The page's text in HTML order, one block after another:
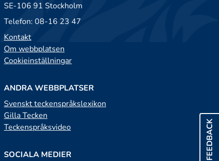
FEEDBACK
SE-106 91 Stockholm
Telefon: 08-16 23 47
Kontakt
Om webbplatsen
Cookieinställningar
ANDRA WEBBPLATSER
Svenskt teckenspråkslexikon
Gilla Tecken
Teckenspråksvideo
SOCIALA MEDIER